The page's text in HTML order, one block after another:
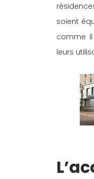
soient
comme
leurs